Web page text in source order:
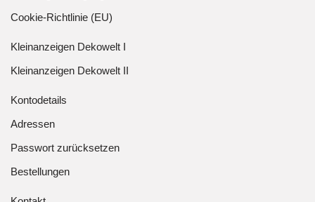
Cookie-Richtlinie (EU)
Kleinanzeigen Dekowelt I
Kleinanzeigen Dekowelt II
Kontodetails
Adressen
Passwort zurücksetzen
Bestellungen